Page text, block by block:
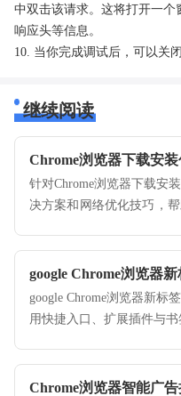
中双击该请求。这将打开一个
响应头等信息。
10. 当你完成调试后，可以关
继续阅读
Chrome浏览器下载安
针对Chrome浏览器下载安
决方案和网络优化技巧，
google Chrome浏览器
google Chrome浏览器新标
用快捷入口、扩展插件与
Chrome浏览器智能广